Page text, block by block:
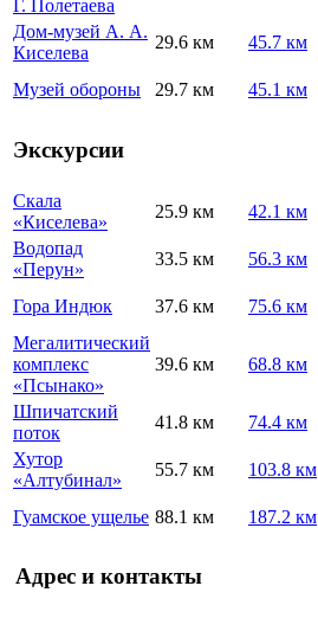
Г. Полетаева
Дом-музей А. А.
Киселева
29.6 км 45.7 км
Музей обороны
29.7 км 45.1 км
Экскурсии
Скала
«Киселева»
25.9 км 42.1 км
Водопад
«Перун»
33.5 км 56.3 км
Гора Индюк
37.6 км 75.6 км
Мегалитический
комплекс
«Псынако»
39.6 км 68.8 км
Шпичатский
поток
41.8 км 74.4 км
Хутор
«Алтубинал»
55.7 км 103.8 км
Гуамское ущелье 88.1 км 187.2 км
Адрес и контакты